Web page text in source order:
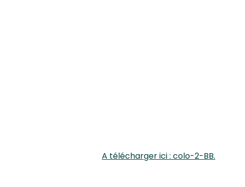
A télécharger ici : colo-2-BB.